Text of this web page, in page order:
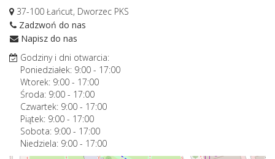
37-100 Łańcut, Dworzec PKS
Zadzwoń do nas
Napisz do nas
Godziny i dni otwarcia:
Poniedziałek: 9:00 - 17:00
Wtorek: 9:00 - 17:00
Środa: 9:00 - 17:00
Czwartek: 9:00 - 17:00
Piątek: 9:00 - 17:00
Sobota: 9:00 - 17:00
Niedziela: 9:00 - 17:00